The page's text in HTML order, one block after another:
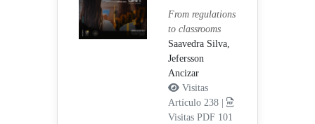
From regulations
to classrooms
Saavedra Silva,
Jefersson
Ancizar
Visitas
Artículo 238 |
Visitas PDF 101